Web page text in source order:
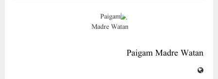
Paigam Madre Watan